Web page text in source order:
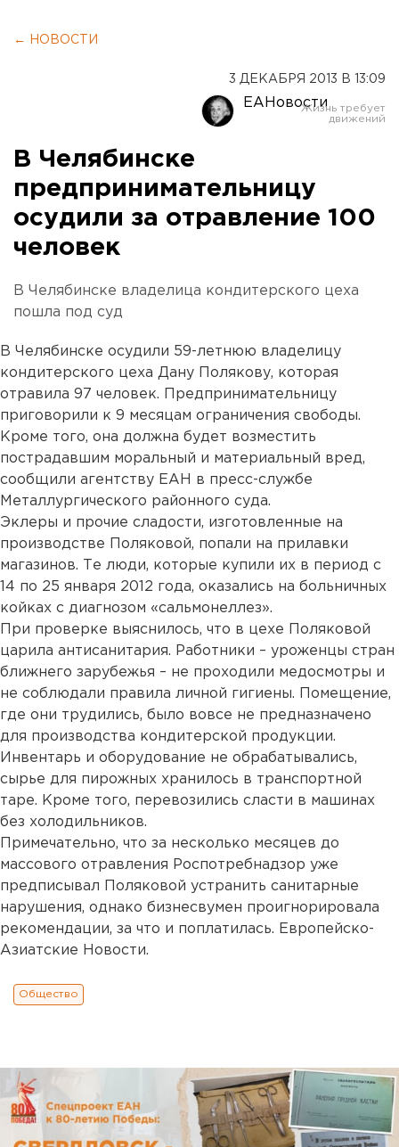
← НОВОСТИ
3 ДЕКАБРЯ 2013 В 13:09
ЕАНовости
В Челябинске
предпринимательницу
осудили за отравление 100
человек
В Челябинске владелица кондитерского цеха
пошла под суд
В Челябинске осудили 59-летнюю владелицу
кондитерского цеха Дану Полякову, которая
отравила 97 человек. Предпринимательницу
приговорили к 9 месяцам ограничения свободы.
Кроме того, она должна будет возместить
пострадавшим моральный и материальный вред,
сообщили агентству ЕАН в пресс-службе
Металлургического районного суда.
Эклеры и прочие сладости, изготовленные на
производстве Поляковой, попали на прилавки
магазинов. Те люди, которые купили их в период с
14 по 25 января 2012 года, оказались на больничных
койках с диагнозом «сальмонеллез».
При проверке выяснилось, что в цехе Поляковой
царила антисанитария. Работники – уроженцы стран
ближнего зарубежья – не проходили медосмотры и
не соблюдали правила личной гигиены. Помещение,
где они трудились, было вовсе не предназначено
для производства кондитерской продукции.
Инвентарь и оборудование не обрабатывались,
сырье для пирожных хранилось в транспортной
таре. Кроме того, перевозились сласти в машинах
без холодильников.
Примечательно, что за несколько месяцев до
массового отравления Роспотребнадзор уже
предписывал Поляковой устранить санитарные
нарушения, однако бизнесвумен проигнорировала
рекомендации, за что и поплатилась. Европейско-
Азиатские Новости.
Общество